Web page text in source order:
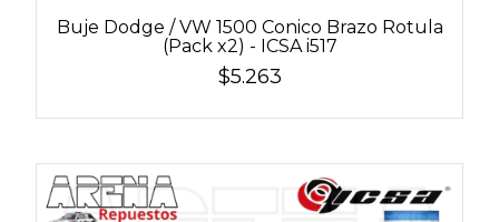
Buje Dodge / VW 1500 Conico Brazo Rotula
(Pack x2) - ICSA i517
$5.263